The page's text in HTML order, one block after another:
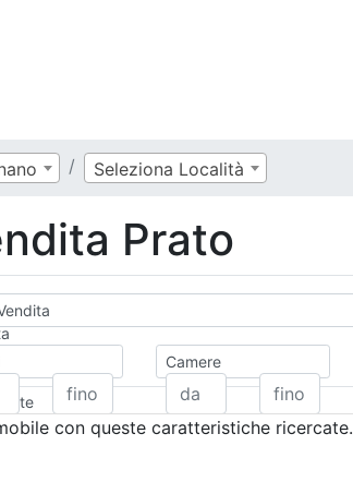
Seleziona Località
Prato
Camere
con queste caratteristiche ricercate.